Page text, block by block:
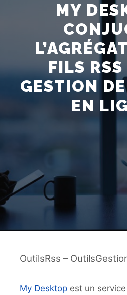
MY
FILS
GESTION
EN
OutilsRss –
My Desktop est un